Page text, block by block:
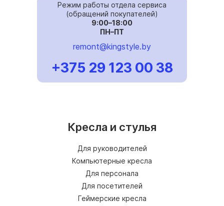
Режим работы отдела сервиса
(обращений покупателей)
9:00–18:00
ПН–ПТ
remont@kingstyle.by
+375 29 123 00 38
Кресла и стулья
Для руководителей
Компьютерные кресла
Для персонала
Для посетителей
Геймерские кресла